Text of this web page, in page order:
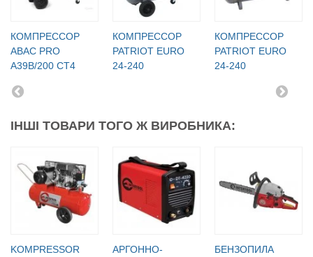
КОМПРЕССОР
ABAC PRO
A39B/200 CT4
КОМПРЕССОР
PATRIOT EURO
24-240
КОМПРЕССОР
PATRIOT EURO
24-240
ІНШІ ТОВАРИ ТОГО Ж ВИРОБНИКА:
KOMPRESSOR
АРГОННО-
БЕНЗОПИЛА